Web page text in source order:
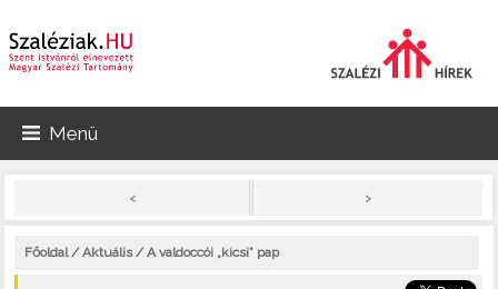
Menü
< >
Főoldal/Aktuális/ A valdoccói „kicsi” pap